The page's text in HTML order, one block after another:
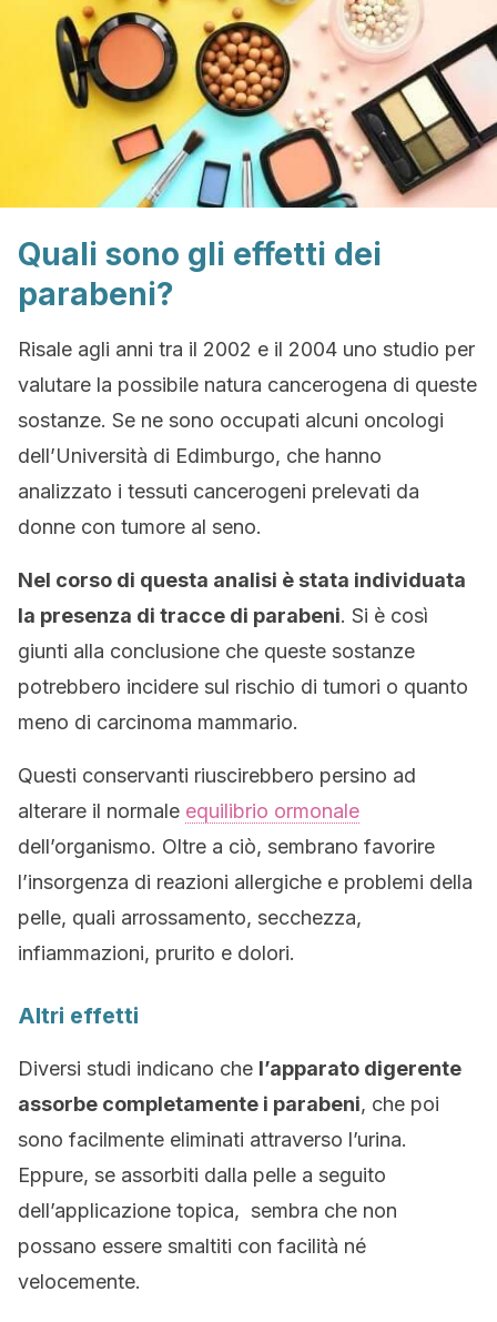
Quali sono gli effetti dei
parabeni?
Risale agli anni tra il 2002 e il 2004 uno studio per
valutare la possibile natura cancerogena di queste
sostanze. Se ne sono occupati alcuni oncologi
dell’Università di Edimburgo, che hanno
analizzato i tessuti cancerogeni prelevati da
donne con tumore al seno.
Nel corso di questa analisi è stata individuata
la presenza di tracce di parabeni. Si è così
giunti alla conclusione che queste sostanze
potrebbero incidere sul rischio di tumori o quanto
meno di carcinoma mammario.
Questi conservanti riuscirebbero persino ad
alterare il normale equilibrio ormonale
dell’organismo. Oltre a ciò, sembrano favorire
l’insorgenza di reazioni allergiche e problemi della
pelle, quali arrossamento, secchezza,
infiammazioni, prurito e dolori.
Altri effetti
Diversi studi indicano che l’apparato digerente
assorbe completamente i parabeni, che poi
sono facilmente eliminati attraverso l’urina.
Eppure, se assorbiti dalla pelle a seguito
dell’applicazione topica, sembra che non
possano essere smaltiti con facilità né
velocemente.